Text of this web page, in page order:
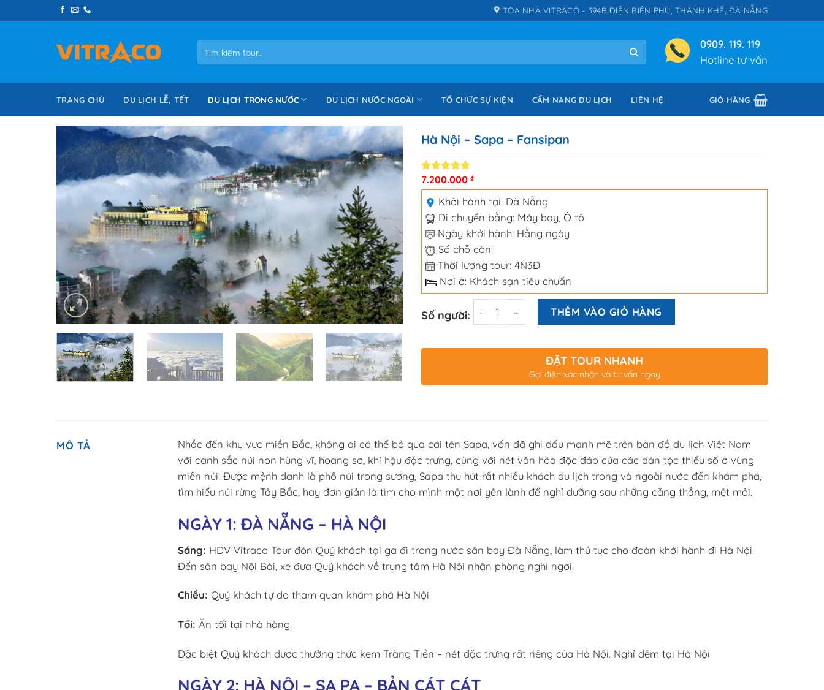
to
TÒA NHÀ VITRACO - 394B ĐIỆN BIÊN PHỦ, THANH KHÊ, ĐÀ NẴNG
kiếm:
0909. 119. 119
Hotline tư vấn
TRANG CHỦ DU LỊCH LỄ, TẾT DU LỊCH TRONG NƯỚC DU LỊCH NƯỚC NGOÀI TỔ CHỨC SỰ KIỆN CẨM NANG DU LỊCH LIÊN HỆ GIỎ HÀNG
Hà Nội – Sapa – Fansipan
5.00trên 5
dựa trên
3
đánh giá
7.200.000 ₫
Khởi hành tại: Đà Nẵng
Di chuyển bằng: Máy bay Ô tô
Ngày khởi hành: Hằng ngày
Số chỗ còn:
Thời lượng tour: 4N3Đ
Nơi ở: Khách sạn tiêu chuẩn
Số người:
Số lượng THÊM VÀO GIỎ HÀNG
ĐẶT TOUR NHANH
Gọi điện xác nhận và tư vấn ngay
MÔ TẢ
Nhắc đến khu vực miền Bắc, không ai có thể bỏ qua cái tên Sapa, vốn đã ghi dấu mạnh mẽ trên bản đồ du lịch Việt Nam
với cảnh sắc núi non hùng vĩ, hoang sơ, khí hậu đặc trưng, cùng với nét văn hóa độc đáo của các dân tộc thiểu số ở vùng
miền núi. Được mệnh danh là phố núi trong sương, Sapa thu hút rất nhiều khách du lịch trong và ngoài nước đến khám phá,
tìm hiểu núi rừng Tây Bắc, hay đơn giản là tìm cho mình một nơi yên lành để nghỉ dưỡng sau những căng thẳng, mệt mỏi.
NGÀY 1: ĐÀ NẴNG – HÀ NỘI
Sáng: HDV Vitraco Tour đón Quý khách tại ga đi trong nước sân bay Đà Nẵng, làm thủ tục cho đoàn khởi hành đi Hà Nội.
Đến sân bay Nội Bài, xe đưa Quý khách về trung tâm Hà Nội nhận phòng nghỉ ngơi.
Chiều: Quý khách tự do tham quan khám phá Hà Nội
Tối: Ăn tối tại nhà hàng.
Đặc biệt Quý khách được thưởng thức kem Tràng Tiền – nét đặc trưng rất riêng của Hà Nội. Nghỉ đêm tại Hà Nội
NGÀY 2: HÀ NỘI – SA PA – BẢN CÁT CÁT